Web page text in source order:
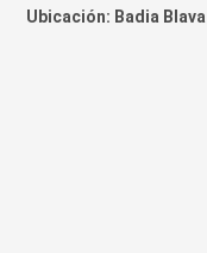
Ubicación: Badia Blava